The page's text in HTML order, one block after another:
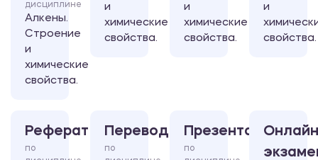
дисциплине
Алкены.
Строение
и
химические
свойства.
и
химические
свойства.
и
химические
свойства.
и
свойства.
Реферат
по
Перевод
по
Презентация
по